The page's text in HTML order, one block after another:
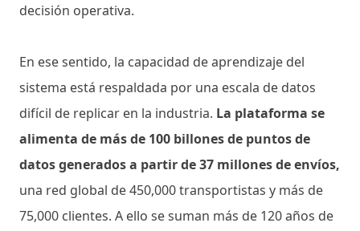
decisión operativa.
En ese sentido, la capacidad de aprendizaje del
sistema está respaldada por una escala de datos
difícil de replicar en la industria. La plataforma se
alimenta de más de 100 billones de puntos de
datos generados a partir de 37 millones de envíos,
una red global de 450,000 transportistas y más de
75,000 clientes. A ello se suman más de 120 años de